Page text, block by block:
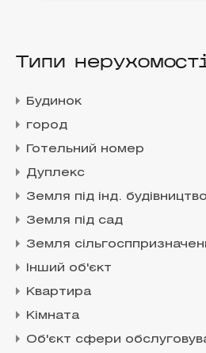
Типи
Будинок
город
Готельний номер
Дуплекс
Земля під інд. будівництво
Земля під сад
Земля
Інший об'єкт
Квартира
Кімната
Об'єкт сфери